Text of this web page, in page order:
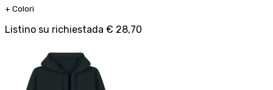
+ Colori
Listino su richiestada € 28,70